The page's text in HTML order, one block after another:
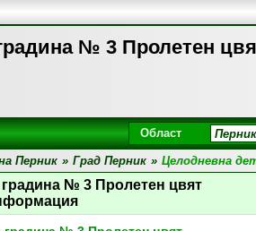
№ 3 Пролетен
Област
Перник » Град Перник » Целодневна
градина № 3 Пролетен цвят